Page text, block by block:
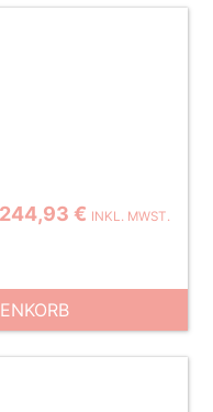
244,93 € INKL. MWST.